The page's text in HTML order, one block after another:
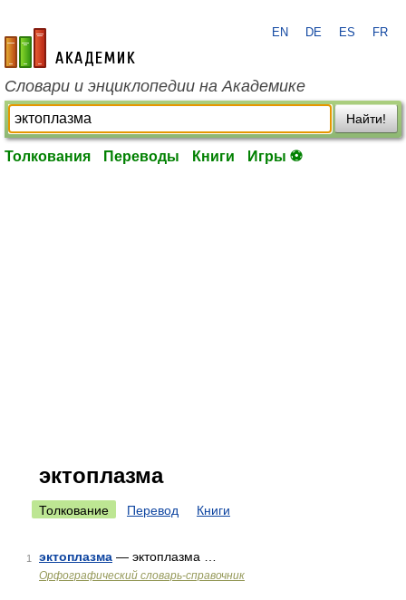
academic.ru
EN DE ES FR
Словари и энциклопедии на Академике
Найти!
Толкования Переводы Книги Игры ⚽
эктоплазма
Толкование Перевод Книги
1 эктоплазма — эктоплазма …
Орфографический словарь-справочник